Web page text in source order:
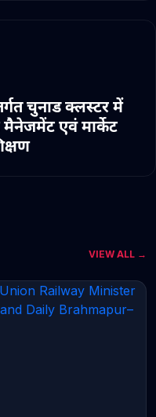
चुनाड क्लस्टर में
एवं मार्केट
VIEW ALL →